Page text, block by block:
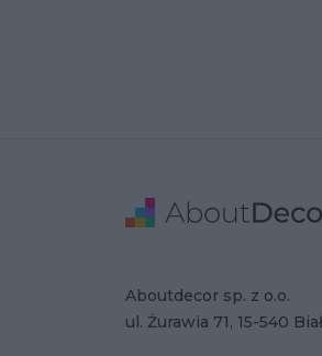
Adresse
Aboutdecor sp. z o.o.
ul. Żurawia 71, 15-540